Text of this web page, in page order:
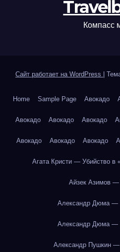
Компасс
Сайт работает на WordPress
Home Sample Page Авокадо
Авокадо Авокадо Авокадо
Авокадо Авокадо Авокадо
Агата Кристи — Убийство в
Айзек Азимов —
Александр Дюма —
Александр Дюма —
Александр Пушкин —